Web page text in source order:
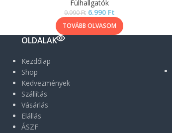
Fülhallgatók
9.990Ft 6.990 Ft
TOVÁBB OLVASOM
OLDALAK
Kezdőlap
Shop
Kedvezmények
Szállítás
Vásárlás
Elállás
ÁSZF